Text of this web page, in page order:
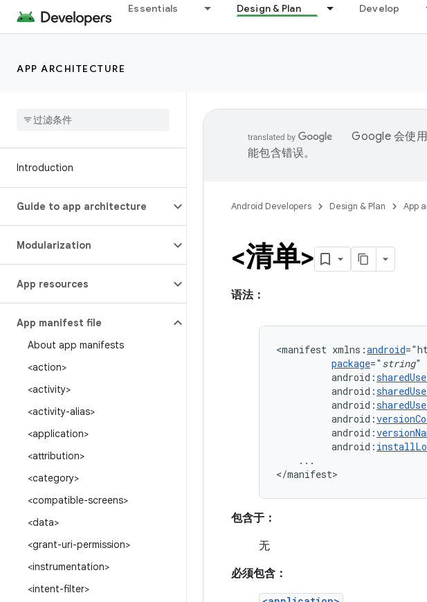
Essentials Design & Plan Develop
APP ARCHITECTURE
Introduction
Guide to app architecture
Modularization
App resources
App manifest file
About app manifests
<action>
<activity>
<activity-alias>
<application>
<attribution>
<category>
<compatible-screens>
<data>
<grant-uri-permission>
<instrumentation>
<intent-filter>
Google 会使
能包含错误。
Android Developers Design & Plan App
<清单>
语法：
<manifest xmlns:android
package=" string
android:
android:
android:
android:
android:
android:
...
</manifest>
包含于：
无
必须包含：